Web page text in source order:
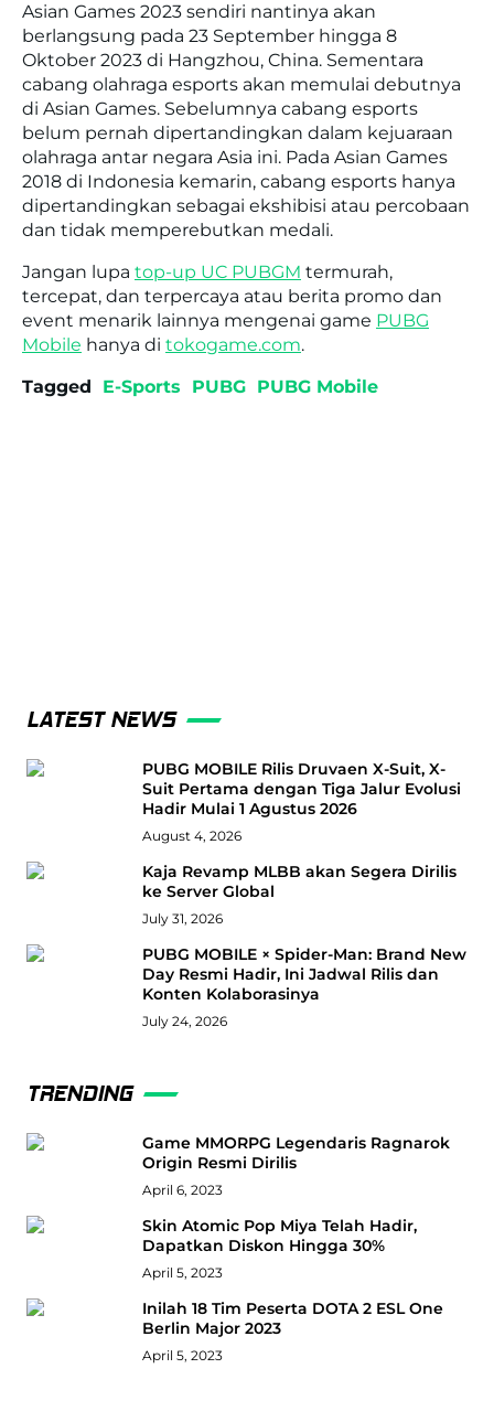
Asian Games 2023 sendiri nantinya akan
berlangsung pada 23 September hingga 8
Oktober 2023 di Hangzhou, China. Sementara
cabang olahraga esports akan memulai debutnya
di Asian Games. Sebelumnya cabang esports
belum pernah dipertandingkan dalam kejuaraan
olahraga antar negara Asia ini. Pada Asian Games
2018 di Indonesia kemarin, cabang esports hanya
dipertandingkan sebagai ekshibisi atau percobaan
dan tidak memperebutkan medali.
Jangan lupa top-up UC PUBGM termurah,
tercepat, dan terpercaya atau berita promo dan
event menarik lainnya mengenai game PUBG
Mobile hanya di tokogame.com.
Tagged
E-Sports PUBG PUBG Mobile
LATEST NEWS
PUBG MOBILE Rilis Druvaen X-Suit, X-
Suit Pertama dengan Tiga Jalur Evolusi
Hadir Mulai 1 Agustus 2026
August 4, 2026
Kaja Revamp MLBB akan Segera Dirilis
ke Server Global
July 31, 2026
PUBG MOBILE × Spider-Man: Brand New
Day Resmi Hadir, Ini Jadwal Rilis dan
Konten Kolaborasinya
July 24, 2026
TRENDING
Game MMORPG Legendaris Ragnarok
Origin Resmi Dirilis
April 6, 2023
Skin Atomic Pop Miya Telah Hadir,
Dapatkan Diskon Hingga 30%
April 5, 2023
Inilah 18 Tim Peserta DOTA 2 ESL One
Berlin Major 2023
April 5, 2023